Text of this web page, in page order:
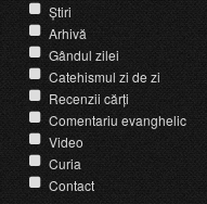
Știri
Arhivă
Gândul zilei
Catehismul zi de zi
Recenzii cărți
Comentariu evanghelic
Video
Curia
Contact